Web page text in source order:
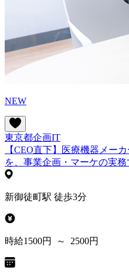
NEW
東京都企画IT
【CEO直下】医療機器メー
を、事業企画・マーケの実
新御徒町駅 徒歩3分
時給1500円 ～ 2500円